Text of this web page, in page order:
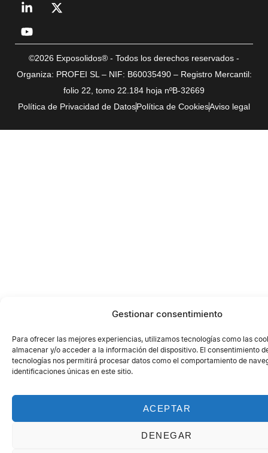
Gestionar consentimiento
Para ofrecer las mejores experiencias, utilizamos tecnologías como las
almacenar y/o acceder a la información del dispositivo. El consentimiento
tecnologías nos permitirá procesar datos como el comportamiento de
identificaciones únicas en este sitio.
ACEPTAR
DENEGAR
©2026 Exposolidos® - Todos los derechos reservados -
Organiza: PROFEI SL – NIF: B60035490 – Registro Mercantil:
folio 22, tomo 22.184 hoja nºB-32669
Política de Privacidad de DatosPolítica de CookiesAviso legal